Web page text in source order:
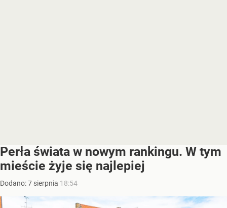
Perła świata w nowym rankingu. W tym
mieście żyje się najlepiej
Dodano:7 sierpnia 18:54